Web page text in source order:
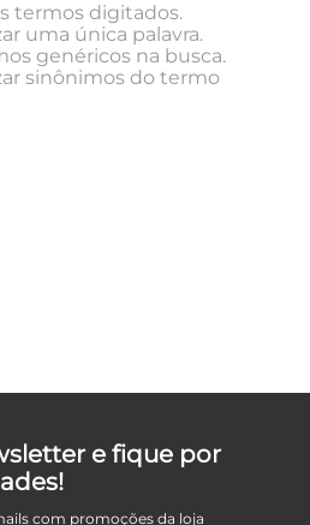
termos digitados.
uma única palavra.
genéricos na busca.
sinônimos do termo
e fique por
com promoções da loja